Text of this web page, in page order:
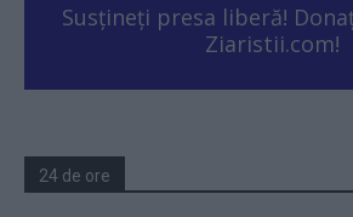
Susțineți presa liberă!
Ziaristii.com!
24 de ore